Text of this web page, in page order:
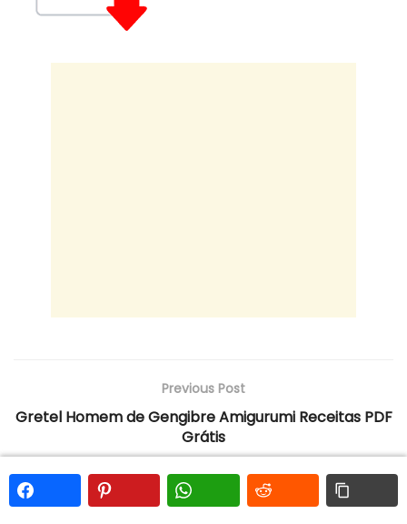
Previous Post
Gretel Homem de Gengibre Amigurumi Receitas PDF
Grátis
Next Post
Kylie Coelho Amigurumi Receitas PDF Grátis